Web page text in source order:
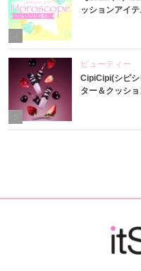
4
ッションアイ
ビューティー
CipiCipi(シピシ
ター＆クッシ